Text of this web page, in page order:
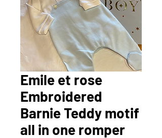
Emile et rose
Embroidered
Barnie Teddy motif
all in one romper